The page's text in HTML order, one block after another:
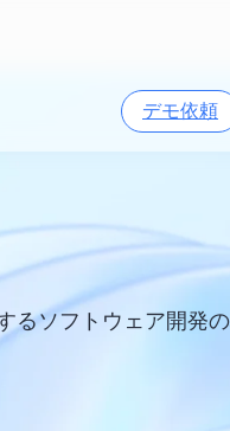
デモ依頼
ソフトウェア開発の